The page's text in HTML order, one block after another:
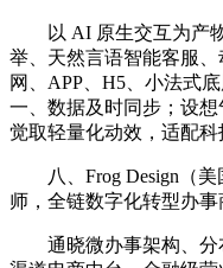
以 AI 原生交互为产物
举、天然言语智能客服
网、APP、H5、小法式
一、数据及时同步；设
觉取轻量化动效，适配科
八、Frog Design（美
师，全链数字化转型办事
通晓微办事架构、分